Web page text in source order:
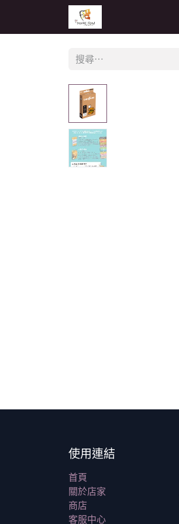
使用連結
首頁
關於店家
商店
客服中心